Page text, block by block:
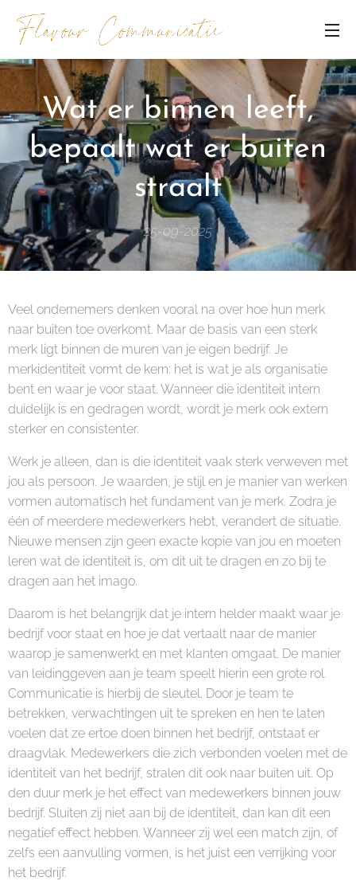
Wat er binnen leeft,
bepaalt wat er buiten
straalt
25-09-2025
Veel ondernemers denken vooral na over hoe hun merk
naar buiten toe overkomt. Maar de basis van een sterk
merk ligt binnen de muren van je eigen bedrijf. Je
merkidentiteit vormt de kern: het is wat je als organisatie
bent en waar je voor staat. Wanneer die identiteit intern
duidelijk is en gedragen wordt, wordt je merk ook extern
sterker en consistenter.
Werk je alleen, dan is die identiteit vaak sterk verweven met
jou als persoon. Je waarden, je stijl en je manier van werken
vormen automatisch het fundament van je merk. Zodra je
één of meerdere medewerkers hebt, verandert de situatie.
Nieuwe mensen zijn geen exacte kopie van jou en moeten
leren wat de identiteit is, om dit uit te dragen en zo bij te
dragen aan het imago.
Daarom is het belangrijk dat je intern helder maakt waar je
bedrijf voor staat en hoe je dat vertaalt naar de manier
waarop je samenwerkt en met klanten omgaat. De manier
van leidinggeven aan je team speelt hierin een grote rol.
Communicatie is hierbij de sleutel. Door je team te
betrekken, verwachtingen uit te spreken en hen te laten
voelen dat ze ertoe doen binnen het bedrijf, ontstaat er
draagvlak. Medewerkers die zich verbonden voelen met de
identiteit van het bedrijf, stralen dit ook naar buiten uit. Op
den duur merk je het effect van medewerkers binnen jouw
bedrijf. Sluiten zij niet aan bij de identiteit, dan kan dit een
negatief effect hebben. Wanneer zij wel een match zijn, of
zelfs een aanvulling vormen, is het juist een verrijking voor
het bedrijf.